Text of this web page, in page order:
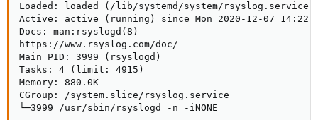
Loaded: loaded (/lib/systemd/system/
Active: active (running) since Mon 2020-12-07
Docs: man:rsyslogd(8)
https://www.rsyslog.com/doc/
Main PID: 3999 (rsyslogd)
Tasks: 4 (limit: 4915)
Memory: 880.0K
CGroup: /system.slice/rsyslog.service
└─3999 /usr/sbin/rsyslogd -n -iNONE